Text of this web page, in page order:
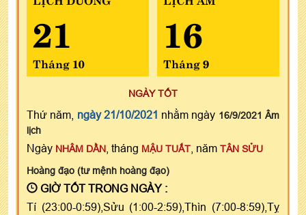
21
Tháng 10
16
Tháng 9
NGÀY TỐT
Thứ năm, ngày 21/10/2021 nhằm ngày 16/9/2021 Âm
lịch
Ngày NHÂM DẦN , tháng MẬU TUẤT , năm TÂN SỬU
Hoàng đạo (tư mệnh hoàng đạo)
GIỜ TỐT TRONG NGÀY :
Tí (23:00-0:59),Sửu (1:00-2:59),Thìn (7:00-8:59),Tỵ